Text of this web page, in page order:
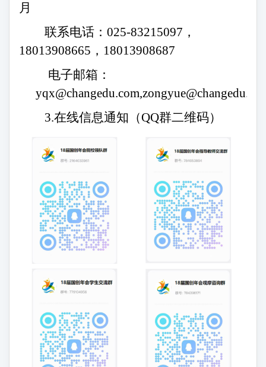
月
联系电话： 025-83215097 ，
18013908665 ， 18013908687
电子邮箱：
yqx@changedu.com,
3.在线信息通知（QQ群二维码）